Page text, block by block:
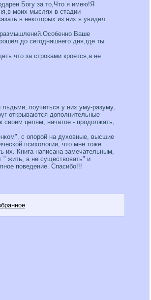
Богу за то,Что я имею!Я
моих мыслях в стадии
в некоторых из них я увидел
Ваше
до сегодняшнего дня,где ты
что за строками кроется,а не
поучиться у них уму-разуму,
открываются дополнительные
своим целям, начатое - продолжать,
с опорой на духовные, высшие
психологии, что мне тоже
их. Книга написана замечательным,
жить, а не существовать" и
поведение. Спасибо!!!